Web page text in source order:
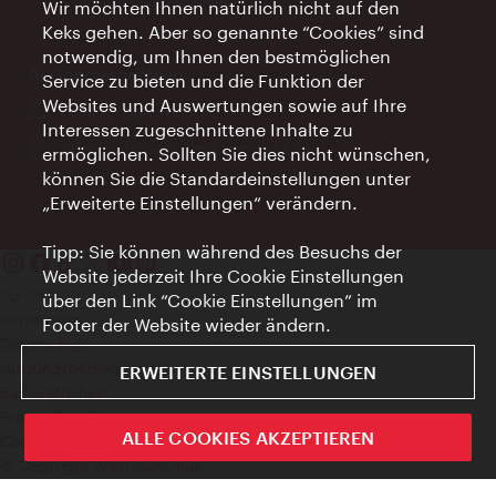
AI Concierge Wien
Ort:
concierge.wien.info
Öffnungszeiten:
Informationen rund um die Uhr
Kontakt
Impressum
Datenschutz
Nutzungsbedingungen
Presse-Kontakt
Cookie Einstellungen
© Copyright WienTourismus
Wir möchten Ihnen natürlich nicht auf den
Keks gehen. Aber so genannte “Cookies” sind
notwendig, um Ihnen den bestmöglichen
Service zu bieten und die Funktion der
Websites und Auswertungen sowie auf Ihre
Interessen zugeschnittene Inhalte zu
ermöglichen. Sollten Sie dies nicht wünschen,
können Sie die Standardeinstellungen unter
„Erweiterte Einstellungen“ verändern.
Tipp: Sie können während des Besuchs der
Website jederzeit Ihre Cookie Einstellungen
über den Link “Cookie Einstellungen” im
Footer der Website wieder ändern.
ERWEITERTE EINSTELLUNGEN
ALLE COOKIES AKZEPTIEREN